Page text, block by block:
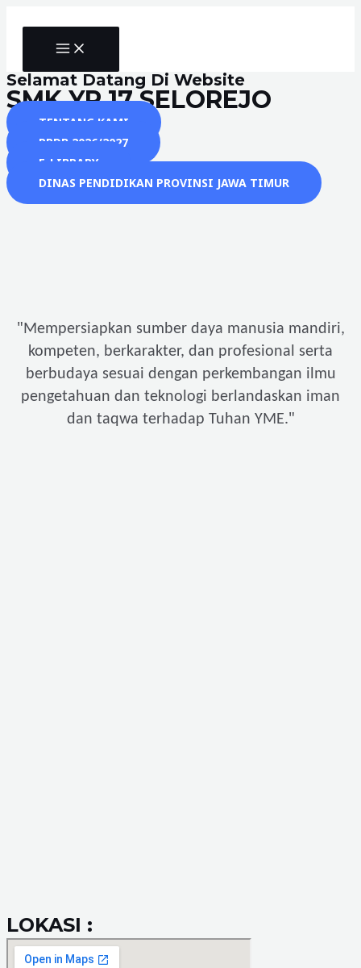
MAIN
MENU
Selamat Datang Di Website
SMK YP 17 SELOREJO
TENTANG KAMI
PPDB 2026/2027
E-LIBRARY
DINAS PENDIDIKAN PROVINSI JAWA TIMUR
"Mempersiapkan sumber daya manusia mandiri,
kompeten, berkarakter, dan profesional serta
berbudaya sesuai dengan perkembangan ilmu
pengetahuan dan teknologi berlandaskan iman
dan taqwa terhadap Tuhan YME."
LOKASI :